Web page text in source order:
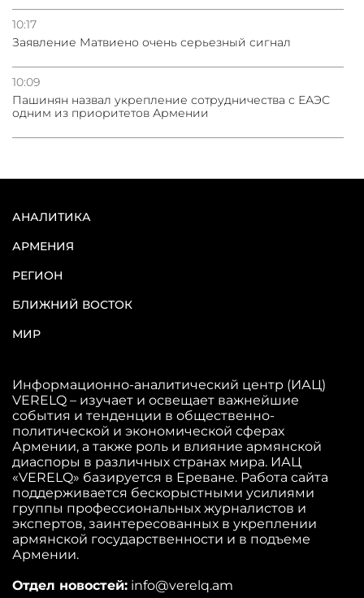
10:17
Заявление Матвиено очень серьезный сигнал
10:09
Пашинян назвал укрепление сотрудничества с ЕАЭС
одним из приоритетов Армении
АНАЛИТИКА
АРМЕНИЯ
РЕГИОН
БЛИЖНИЙ ВОСТОК
МИР
Информационно-аналитический центр (ИАЦ)
VERELQ – изучает и освещает важнейшие
события и тенденции в общественно-
политической и экономической сферах
Армении, а также роль и влияние армянской
диаспоры в различных странах мира. ИАЦ
«VERELQ» базируется в Ереване. Работа сайта
поддерживается бескорыстными усилиями
группы профессиональных журналистов и
экспертов, заинтересованных в укреплении
армянской государственности и в подъеме
Армении.
Отдел новостей: info@verelq.am